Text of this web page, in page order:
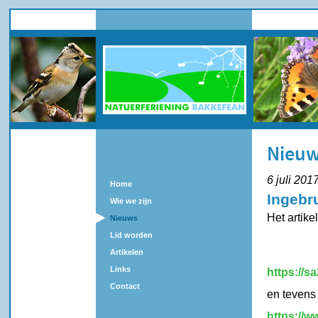
Home
Wie we zijn
Nieuws
Lid worden
Artikelen
Links
Contact
6 juli
Het
https://
en